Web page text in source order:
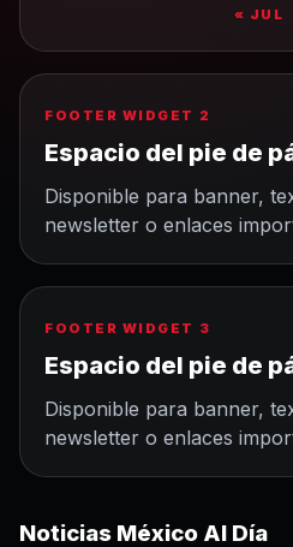
« JUL
FOOTER WIDGET 2
Espacio del pie de
Disponible para banner,
newsletter o enlaces
FOOTER WIDGET 3
Espacio del pie de
Disponible para banner,
newsletter o enlaces
Noticias México Al Día